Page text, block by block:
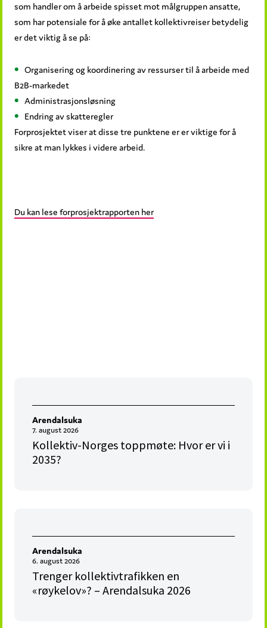
som handler om å arbeide spisset mot målgruppen ansatte,
som har potensiale for å øke antallet kollektivreiser betydelig
er det viktig å se på:
Organisering og koordinering av ressurser til å arbeide med
B2B-markedet
Administrasjonsløsning
Endring av skatteregler
Forprosjektet viser at disse tre punktene er er viktige for å
sikre at man lykkes i videre arbeid.
Du kan lese forprosjektrapporten her
Arendalsuka
7. august 2026
Kollektiv-Norges toppmøte: Hvor er vi i
2035?
Arendalsuka
6. august 2026
Trenger kollektivtrafikken en
«røykelov»? – Arendalsuka 2026